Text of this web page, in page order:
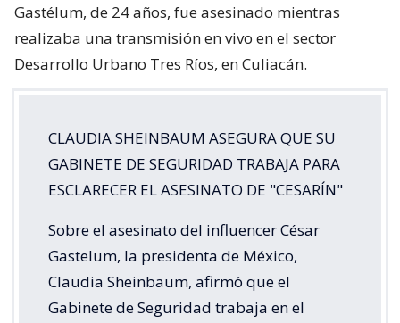
Gastélum, de 24 años, fue asesinado mientras
realizaba una transmisión en vivo en el sector
Desarrollo Urbano Tres Ríos, en Culiacán.
CLAUDIA SHEINBAUM ASEGURA QUE SU
GABINETE DE SEGURIDAD TRABAJA PARA
ESCLARECER EL ASESINATO DE "CESARÍN"
Sobre el asesinato del influencer César
Gastelum, la presidenta de México,
Claudia Sheinbaum, afirmó que el
Gabinete de Seguridad trabaja en el